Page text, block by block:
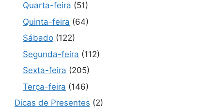
Quarta-feira (51)
Quinta-feira (64)
Sábado (122)
Segunda-feira (112)
Sexta-feira (205)
Terça-feira (146)
Dicas de Presentes (2)